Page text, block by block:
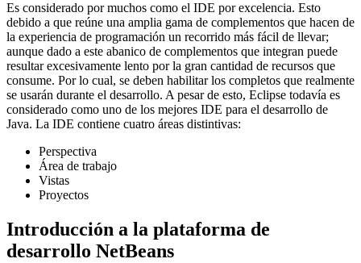
Es considerado por muchos como el IDE por excelencia. Esto
debido a que reúne una amplia gama de complementos que hacen de
la experiencia de programación un recorrido más fácil de llevar;
aunque dado a este abanico de complementos que integran puede
resultar excesivamente lento por la gran cantidad de recursos que
consume. Por lo cual, se deben habilitar los completos que realmente
se usarán durante el desarrollo. A pesar de esto, Eclipse todavía es
considerado como uno de los mejores IDE para el desarrollo de
Java. La IDE contiene cuatro áreas distintivas:
Perspectiva
Área de trabajo
Vistas
Proyectos
Introducción a la plataforma de
desarrollo NetBeans